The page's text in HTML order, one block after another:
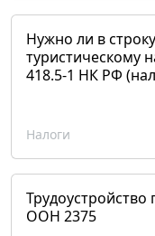
Нужно ли в
туристическому
418.5-1 НК РФ
Налоги
ООН 2375